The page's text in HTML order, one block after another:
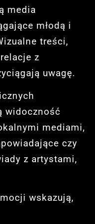
media
młodą i
treści,
z
uwagę.
widoczność
mediami,
czy
z artystami,
wskazują,